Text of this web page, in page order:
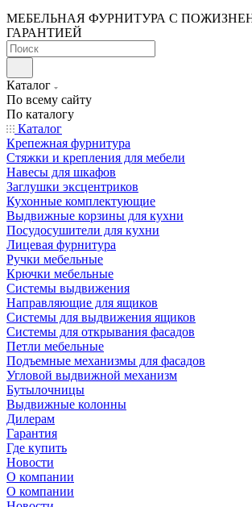
МЕБЕЛЬНАЯ ФУРНИТУРА С
ГАРАНТИЕЙ
Каталог
По всему сайту
По каталогу
Каталог
Крепежная фурнитура
Стяжки и крепления для мебели
Навесы для шкафов
Заглушки эксцентриков
Кухонные комплектующие
Выдвижные корзины для кухни
Посудосушители для кухни
Лицевая фурнитура
Ручки мебельные
Крючки мебельные
Системы выдвижения
Направляющие для ящиков
Системы для выдвижения ящиков
Системы для открывания фасадов
Петли мебельные
Подъемные механизмы для фасадов
Угловой выдвижной механизм
Бутылочницы
Выдвижные колонны
Дилерам
Гарантия
Где купить
Новости
О компании
О компании